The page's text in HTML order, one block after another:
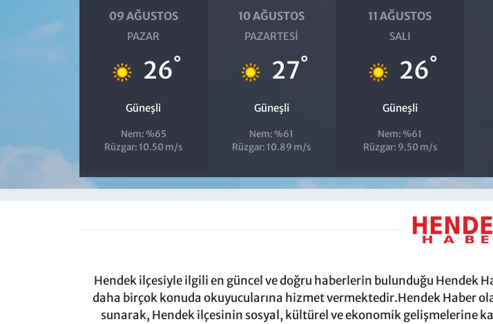
09 AĞUSTOS
PAZAR
26°
Güneşli
Nem: %65
Rüzgar: 10.50 m/s
10 AĞUSTOS
PAZARTESI
27°
Güneşli
Nem: %61
Rüzgar: 10.89 m/s
11 AĞUSTOS
SALI
26°
Güneşli
Nem: %61
Rüzgar: 9.50 m/s
Hendek ilçesiyle ilgili en güncel ve doğru haberlerin bulunduğu Hendek
daha birçok konuda okuyucularına hizmet vermektedir.Hendek Haber
sunarak, Hendek ilçesinin sosyal, kültürel ve ekonomik gelişmelerine